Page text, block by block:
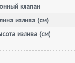
клапан
излива (см)
излива (см)